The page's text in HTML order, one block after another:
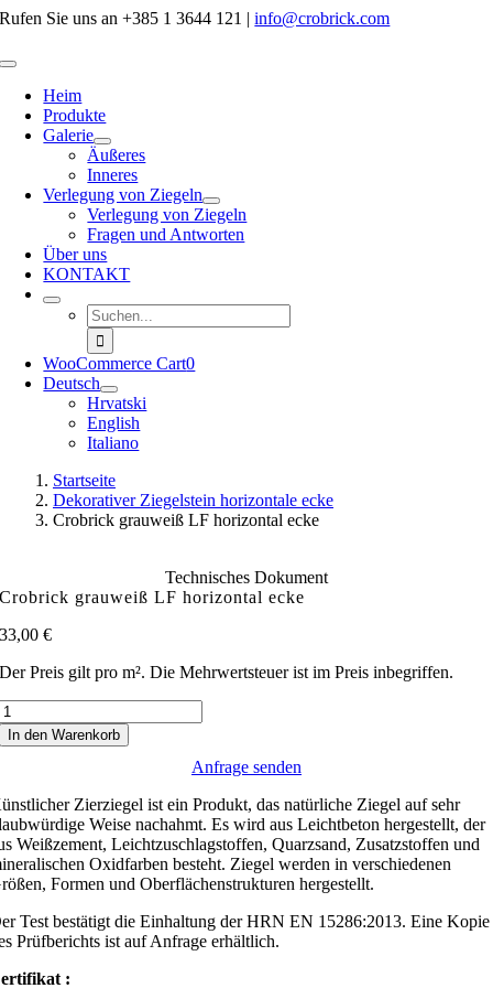
Zum
springen
Rufen Sie uns an +385 1 3644 121 | info@crobrick.com
Toggle
Navigation
Heim
Produkte
Galerie
Äußeres
Inneres
Verlegung von Ziegeln
Verlegung von Ziegeln
Fragen und Antworten
Über uns
KONTAKT
Suche
nach:
WooCommerce Cart0
Deutsch
Hrvatski
English
Italiano
Startseite
Dekorativer Ziegelstein horizontale ecke
Crobrick grauweiß LF horizontal ecke
Technisches Dokument
Crobrick grauweiß LF horizontal ecke
33,00€
Der Preis gilt pro m². Die Mehrwertsteuer ist im Preis inbegriffen.
In den Warenkorb
Anfrage senden
Zierziegel ist ein Produkt, das natürliche Ziegel auf sehr
Weise nachahmt. Es wird aus Leichtbeton hergestellt, der
Weißzement, Leichtzuschlagstoffen, Quarzsand, Zusatzstoffen und
Oxidfarben besteht. Ziegel werden in verschiedenen
Formen und Oberflächenstrukturen hergestellt.
Test bestätigt die Einhaltung der HRN EN 15286:2013. Eine Kopie
Prüfberichts ist auf Anfrage erhältlich.
: